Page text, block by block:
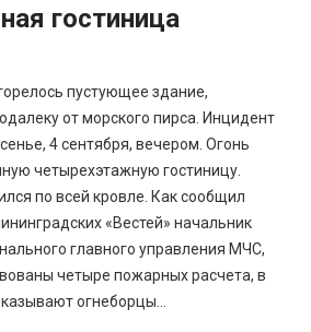
гостиница
пустующее здание,
от морского пирса. Инцидент
4 сентября, вечером. Огонь
четырехэтажную гостиницу.
по всей кровле. Как сообщил
«Вестей» начальник
главного управления МЧС,
четыре пожарных расчета, в
огнеборцы...